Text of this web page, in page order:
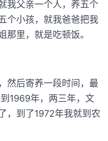
父亲一个人，养五个
个小孩，就我爸爸把我
那里，就是吃顿饭。
后寄养一段时间，最
1969年，两三年，文
，到了1972年我就到农